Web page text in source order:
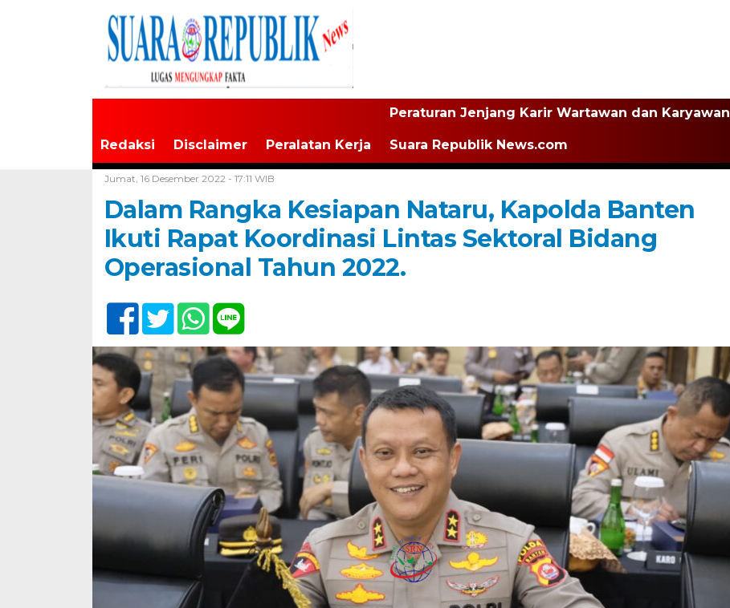
Redaksi Disclaimer Peralatan Kerja
Peraturan Jenjang Karir Wartawan dan Karyawan
Suara Republik News.com
Jumat, 16 Desember 2022 - 17:11 WIB
Dalam Rangka Kesiapan Nataru, Kapolda Banten
Ikuti Rapat Koordinasi Lintas Sektoral Bidang
Operasional Tahun 2022.